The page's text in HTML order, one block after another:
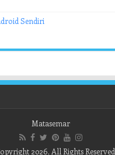
Sendiri
Matasemar
2026, All Rights Reserved